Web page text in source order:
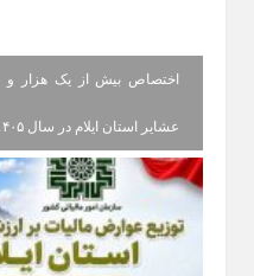
عشایر استان ایلام در سال ۱۴۰۵